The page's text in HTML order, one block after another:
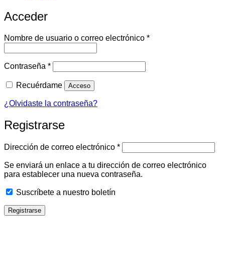
Acceder
Nombre de usuario o correo electrónico *Obligatorio
Contraseña *Obligatorio
Recuérdame Acceso
¿Olvidaste la contraseña?
Registrarse
Dirección de correo electrónico *Obligatorio
Se enviará un enlace a tu dirección de correo electrónico
para establecer una nueva contraseña.
Suscríbete a nuestro boletín
Registrarse